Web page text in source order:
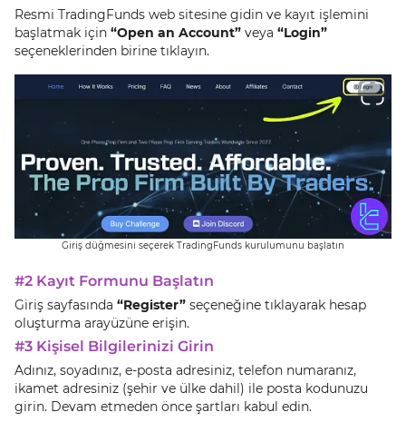
Resmi TradingFunds web sitesine gidin ve kayıt işlemini
başlatmak için “Open an Account” veya “Login”
seçeneklerinden birine tıklayın.
Giriş düğmesini seçerek TradingFunds kurulumunu başlatın
#2 Kayıt Formunu Başlatın
Giriş sayfasında “Register” seçeneğine tıklayarak hesap
oluşturma arayüzüne erişin.
#3 Kişisel Bilgilerinizi Girin
Adınız, soyadınız, e-posta adresiniz, telefon numaranız,
ikamet adresiniz (şehir ve ülke dahil) ile posta kodunuzu
girin. Devam etmeden önce şartları kabul edin.